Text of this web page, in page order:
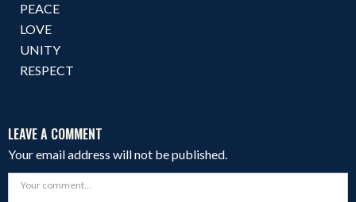
PEACE
LOVE
UNITY
RESPECT
LEAVE A COMMENT
Your email address will not be published.